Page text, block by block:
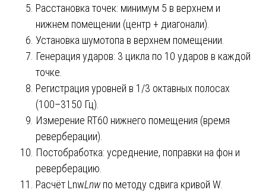
Расстановка точек: минимум 5 в верхнем и
нижнем помещении (центр + диагонали).
Установка шумотопа в верхнем помещении.
Генерация ударов: 3 цикла по 10 ударов в каждой
точке.
Регистрация уровней в 1/3 октавных полосах
(100–3150 Гц).
Измерение RT60 нижнего помещения (время
реверберации).
Постобработка: усреднение, поправки на фон и
реверберацию.
Расчёт LnwLnw​ по методу сдвига кривой W.